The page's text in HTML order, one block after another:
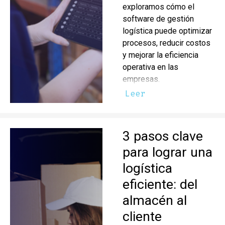
exploramos cómo el
software de gestión
logística puede optimizar
procesos, reducir costos
y mejorar la eficiencia
operativa en las
empresas.
Leer
3 pasos clave
para lograr una
logística
eficiente: del
almacén al
cliente